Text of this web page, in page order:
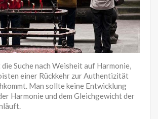
Suche nach Weisheit auf Harmonie,
einer Rückkehr zur Authentizität
Man sollte keine Entwicklung
Harmonie und dem Gleichgewicht der